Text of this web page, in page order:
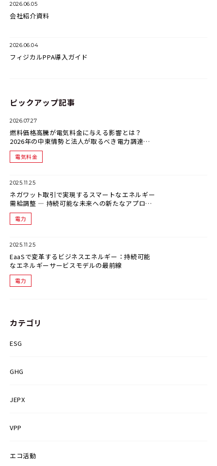
2026.06.05
会社紹介資料
2026.06.04
フィジカルPPA導入ガイド
ピックアップ記事
2026.07.27
燃料価格高騰が電気料金に与える影響とは？
2026年の中東情勢と法人が取るべき電力調達戦
略
電気料金
2025.11.25
ネガワット取引で実現するスマートなエネルギー
需給調整 ― 持続可能な未来への新たなアプロー
チ
電力
2025.11.25
EaaSで変革するビジネスエネルギー：持続可能
なエネルギーサービスモデルの最前線
電力
カテゴリ
ESG
GHG
JEPX
VPP
エコ活動